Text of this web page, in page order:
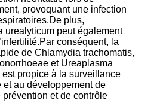
provoquant une infection
plus,
urealyticum peut également
conséquent, la
de Chlamydia trachomatis,
et Ureaplasma
est propice à la surveillance
et au développement de
prévention et de contrôle